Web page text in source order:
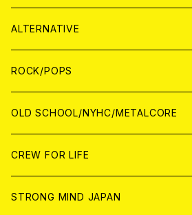
ANALOG
WORLD
JAPAN
WORLD
CD
ANALOG
WORLD
CD
ANALOG
JAPAN
CD
ANALOG
WOLRD
CD
ANALOG
ALTERNATIVE
JAPAN
CD
ANALOG
WORLD
CD
ANALOG
ROCK/POPS
JAPAN
CD
ANALOG
WORLD
CD
OLD SCHOOL/NYHC/METALCORE
JAPAN
CD
WORLD
CREW FOR LIFE
STRONG MIND JAPAN